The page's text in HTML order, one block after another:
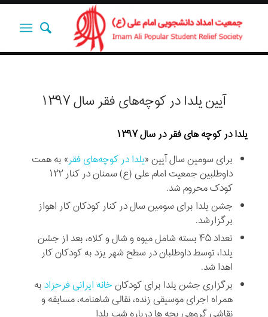
آیین یلدا در کوچه‌های فقر سال ۱۳۹۷
یلدا در کوچه های فقر در سال ۱۳۹۷
برای سومین سال آیین «یلدا در کوچه‌های فقر» به همت
داوطلبین جمعیت امام علی (ع) سمنان در کنار ۱۲۲
کودک محروم شد.
جشن یلدا برای سومین سال در کنار کودکان کار اهواز
برگزارشد.
تعداد ۴۵ بسته شامل میوه و شال و کلاه، بعد از جشن
یلدا، توسط داوطلبان در سطح شهر یزد به کودکان کار
اهدا شد.
برگزاری جشن یلدا برای کودکانخانه ایرانی فرحزادبه
همراه اجرای موسیقی زنده، نقالی شاهنامه، مسابقه و